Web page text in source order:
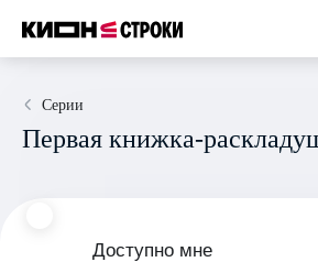
Серии
Первая книжка-
Доступно мне